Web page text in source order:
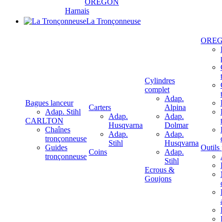
OREGON
Harnais
La Tronçonneuse
Bagues lanceur
Adap. Stihl
CARLTON
Chaînes
tronçonneuse
Guides
tronçonneuse
Carters
Adap.
Husqvarna
Adap.
Stihl
Coins
Cylindres
complet
Adap.
Alpina
Adap.
Dolmar
Adap.
Husqvarna
Adap.
Stihl
Ecrous &
Goujons
Outils